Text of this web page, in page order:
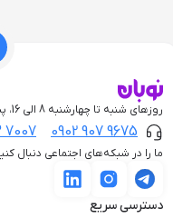
روزهای شنبه تا چهارشنبه 8 الی 16، پنجشنبه 8 الی 12
0902 907 9675
7007
ما را در شبکه‌های اجتماعی دنبال
دسترسی سریع